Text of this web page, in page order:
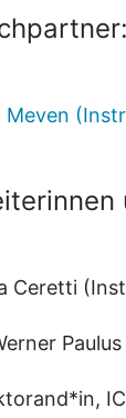
Meven
Ceretti